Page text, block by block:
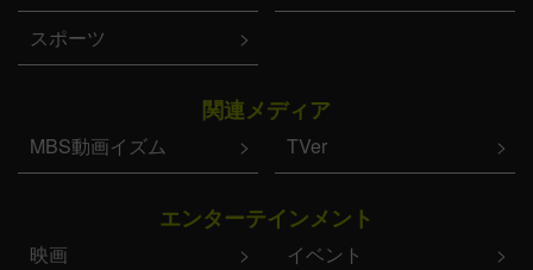
スポーツ
関連メディア
MBS動画イズム TVer
エンターテインメント
映画 イベント